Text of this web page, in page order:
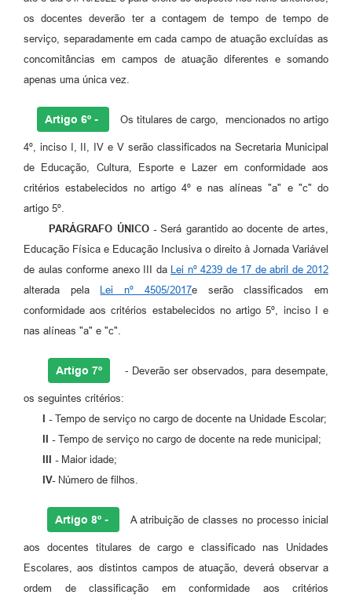
os docentes deverão ter a contagem de tempo de tempo de
serviço, separadamente em cada campo de atuação excluídas as
concomitâncias em campos de atuação diferentes e somando
apenas uma única vez.
Artigo 6º - Os titulares de cargo, mencionados no artigo
4º, inciso I, II, IV e V serão classificados na Secretaria Municipal
de Educação, Cultura, Esporte e Lazer em conformidade aos
critérios estabelecidos no artigo 4º e nas alíneas "a" e "c" do
artigo 5º.
PARÁGRAFO ÚNICO -Será garantido ao docente de artes,
Educação Física e Educação Inclusiva o direito à Jornada Variável
de aulas conforme anexo III da Lei nº 4239 de 17 de abril de 2012
alterada pela
Lei nº 4505/2017e serão classificados em
conformidade aos critérios estabelecidos no artigo 5º, inciso I e
nas alíneas "a" e "c".
Artigo 7º - Deverão ser observados, para desempate,
os seguintes critérios:
I - Tempo de serviço no cargo de docente na Unidade Escolar;
II - Tempo de serviço no cargo de docente na rede municipal;
III - Maior idade;
IV- Número de filhos.
Artigo 8º - A atribuição de classes no processo inicial
aos docentes titulares de cargo e classificado nas Unidades
Escolares, aos distintos campos de atuação, deverá observar a
ordem de classificação em conformidade aos critérios